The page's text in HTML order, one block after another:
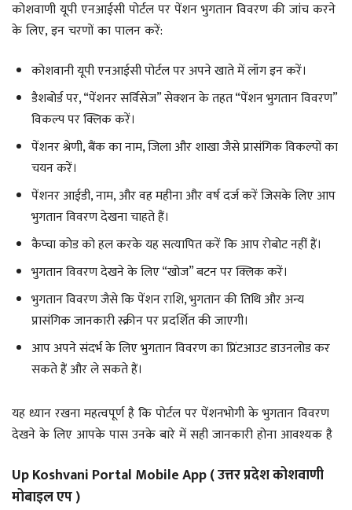
कोशवाणी यूपी एनआईसी पोर्टल पर पेंशन भुगतान विवरण की जांच करने
के लिए, इन चरणों का पालन करें:
कोशवानी यूपी एनआईसी पोर्टल पर अपने खाते में लॉग इन करें।
डैशबोर्ड पर, “पेंशनर सर्विसेज” सेक्शन के तहत “पेंशन भुगतान विवरण”
विकल्प पर क्लिक करें।
पेंशनर श्रेणी, बैंक का नाम, जिला और शाखा जैसे प्रासंगिक विकल्पों का
चयन करें।
पेंशनर आईडी, नाम, और वह महीना और वर्ष दर्ज करें जिसके लिए आप
भुगतान विवरण देखना चाहते हैं।
कैप्चा कोड को हल करके यह सत्यापित करें कि आप रोबोट नहीं हैं।
भुगतान विवरण देखने के लिए “खोज” बटन पर क्लिक करें।
भुगतान विवरण जैसे कि पेंशन राशि, भुगतान की तिथि और अन्य
प्रासंगिक जानकारी स्क्रीन पर प्रदर्शित की जाएगी।
आप अपने संदर्भ के लिए भुगतान विवरण का प्रिंटआउट डाउनलोड कर
सकते हैं और ले सकते हैं।
यह ध्यान रखना महत्वपूर्ण है कि पोर्टल पर पेंशनभोगी के भुगतान विवरण
देखने के लिए आपके पास उनके बारे में सही जानकारी होना आवश्यक है
Up Koshvani Portal Mobile App ( उत्तर प्रदेश कोशवाणी
मोबाइल एप )